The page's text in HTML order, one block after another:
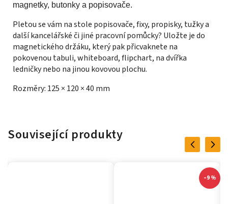
magnetky, butonky a popisovače.
Pletou se vám na stole popisovače, fixy, propisky, tužky a
další kancelářské či jiné pracovní pomůcky? Uložte je do
magnetického držáku, který pak přicvaknete na
pokovenou tabuli, whiteboard, flipchart, na dvířka
ledničky nebo na jinou kovovou plochu.
Rozměry: 125 × 120 × 40 mm
Související produkty
Previous
–9 %
Next